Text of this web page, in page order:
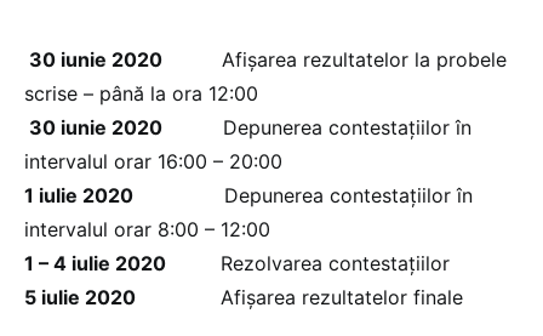
30 iunie 2020
Afișarea rezultatelor la probele
scrise – până la ora 12:00
30 iunie 2020 Depunerea contestațiilor în
intervalul orar 16:00 – 20:00
1 iulie 2020 Depunerea contestațiilor în
intervalul orar 8:00 – 12:00
1 – 4 iulie 2020 Rezolvarea contestațiilor
5 iulie 2020 Afișarea rezultatelor finale